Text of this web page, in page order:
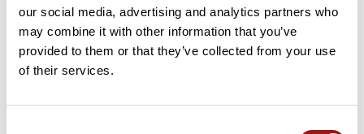
our social media, advertising and analytics partners who
may combine it with other information that you’ve
provided to them or that they’ve collected from your use
of their services.
Cols le long du parcours
59 km